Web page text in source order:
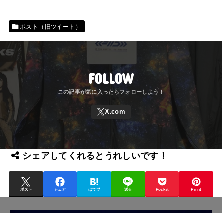
ポスト（旧ツイート）
FOLLOW
シェアしてくれるとうれしいです！
ポスト シェア はてブ 送る Pocket Pin it